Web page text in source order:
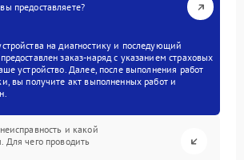
предоставляете?
на диагностику и последующий
заказ-наряд с указанием страховых
устройство. Далее, после выполнения работ
вы получите акт выполненных работ и
и какой
Для чего проводить